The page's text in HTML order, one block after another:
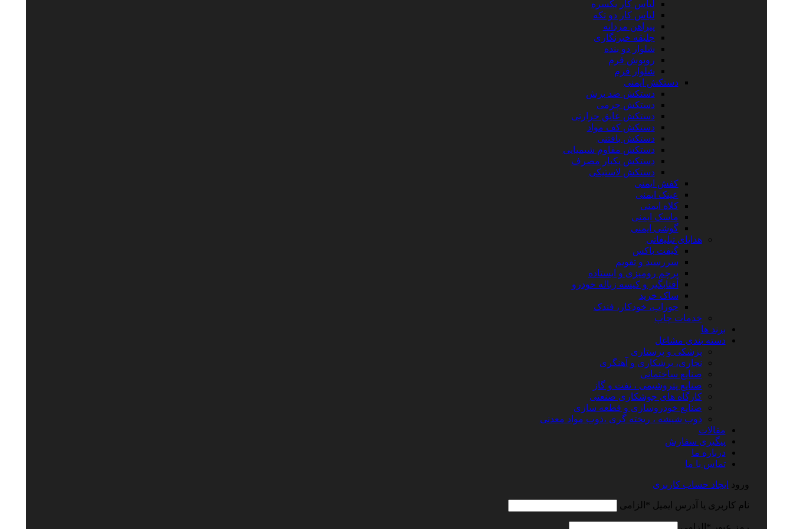
لباس کار یکسره
لباس کار دو تکه
پیراهن مردانه
جلیقه خبرنگاری
شلوار دو بنده
روپوش فرم
شلوار فرم
دستکش ایمنی
دستکش ضد برش
دستکش چرمی
دستکش عایق حرارتی
دستکش کف مواد
دستکش بافتنی
دستکش مقاوم شیمیایی
دستکش یکبار مصرف
دستکش لاستیکی
کفش ایمنی
عینک ایمنی
کلاه ایمنی
ماسک ایمنی
گوشی ایمنی
هدایای تبلیغاتی
گیفت باکس
سررسید و تقویم
پرچم رومیزی و ایستاده
آفتابگیر و کیسه زباله خودرو
ساک خرید
جوراب، خودکار، فندک
خدمات چاپ
برند ها
دسته بندی مشاغل
پزشکی و پرستاری
نجاری، برشکاری و آهنگری
صنایع ساختمانی
صنایع پتروشیمی ، نفت و گاز
کارگاه های جوشکاری صنعتی
صنایع خودروسازی و قطعه سازی
ذوب شیشه ، ریخته گری ،ذوب مواد معدنی
مقالات
پیگیری سفارش
درباره ما
تماس با ما
ورود ایجاد حساب کاربری
نام کاربری یا آدرس ایمیل * الزامی
رمز عبور * الزامی